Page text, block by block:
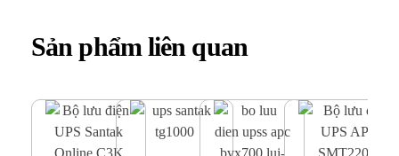
Sản phẩm liên quan